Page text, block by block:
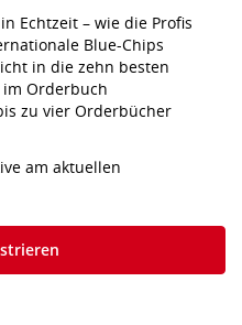
Echtzeit – wie die Profis
Blue-Chips
in die zehn besten
im Orderbuch
zu vier Orderbücher
am aktuellen